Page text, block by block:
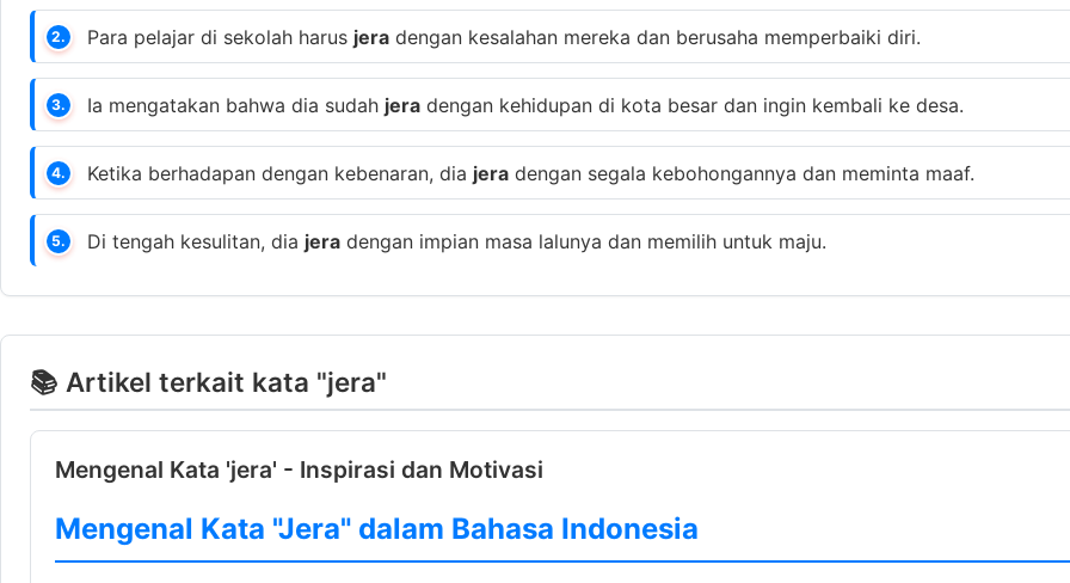
2. Para pelajar di sekolah harus jera dengan kesalahan mereka dan berusaha memperbaiki diri.
3. Ia mengatakan bahwa dia sudah jera dengan kehidupan di kota besar dan ingin kembali ke desa.
4. Ketika berhadapan dengan kebenaran, dia jera dengan segala kebohongannya dan meminta maaf.
5. Di tengah kesulitan, dia jera dengan impian masa lalunya dan memilih untuk maju.
📚 Artikel terkait kata "jera"
Mengenal Kata 'jera' - Inspirasi dan Motivasi
Mengenal Kata "Jera" dalam Bahasa Indonesia